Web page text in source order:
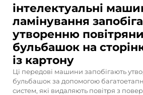
інтелектуальні
ламінування
утворенню
бульбашок на
із картону
Ці передові машини запобігають
бульбашок за допомогою
систем, які видаляють повітря з